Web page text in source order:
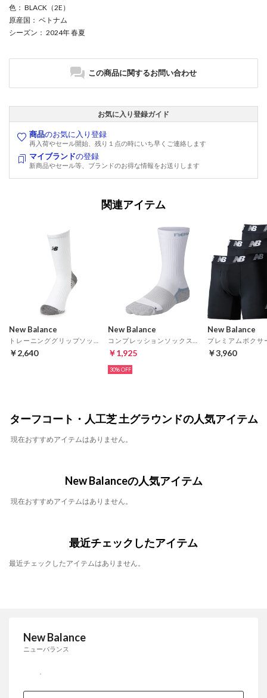
色 ： BLACK（2E）
原産国 ： ベトナム
シーズン ： 2024年 春夏
この商品に関するお問い合わせ
お気に入り登録ガイド
商品のお気に入り登録
再入荷やセール開始、残り１点の時にいち早くご連絡します
マイブランドの登録
新商品やセール等、ブランドのお得な情報をお送りします
関連アイテム
New Balance
￥2,640
New Balance
￥1,925
30%
New Balance
￥3,960
ターフコート・人工芝 土グラウンドの人気アイテム
現在おすすめアイテムはありません。
New Balanceの人気アイテム
現在おすすめアイテムはありません。
最近チェックしたアイテム
最近チェックしたアイテムはありません。
New Balance
ニューバランス